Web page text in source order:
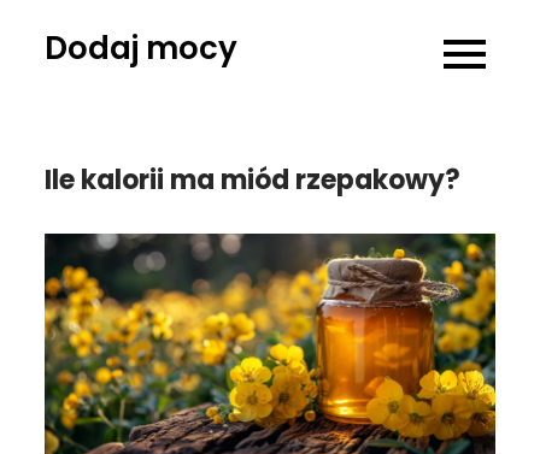
Dodaj mocy
Ile kalorii ma miód rzepakowy?